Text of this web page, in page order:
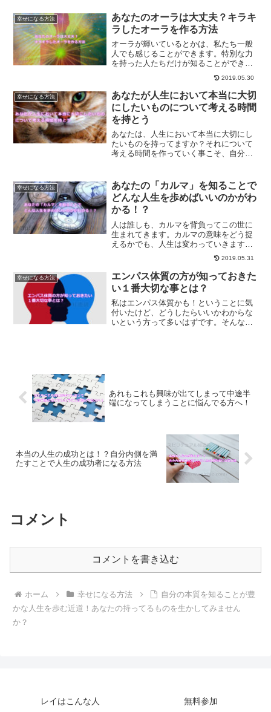
す。手放す事について、解説していきま
す。
幸せになる方法
あなたのオーラは大丈夫？キラキ
ラしたオーラを作る方法
オーラが輝いているとかは、私たち一般
人でも感じることができます。特別な力
を持った人たちだけが知ることができる
訳ではありません。今回は、キラキラし
たオーラを作る方法についてご紹介しま
す。
2019.05.30
幸せになる方法
あなたが人生において本当に大切
にしたいものについて考える時間
を持とう
あなたは、人生において本当に大切にし
たいものを持ってますか？それについて
考える時間を作っていく事こそ、自分軸
は？
幸せになる方法
あなたの「カルマ」を知ることで
どんな人生を歩めばいいのかがわ
かる！？
人は誰しも、カルマを背負ってこの世に
生まれてきます。カルマの意味をどう捉
えるかでも、人生は変わっていきます。
カルマの意味について、またカルマを知
ることで人生を変える方法についてご紹
介します。
2019.05.31
幸せになる方法
エンパス体質の方が知っておきた
い１番大切な事とは？
私はエンパス体質かも！ということに気
付いたけど、どうしたらいいかわからな
いという方って多いはずです。そんな
あれもこれも興味が出てしまって中途半
端になってしまうことに悩んでる方へ！
本当の人生の成功とは！？自分内側を満
たすことで人生の成功者になる方法
コメント
コメントを書き込む
ホーム 幸せになる方法
自分の本質を知ることが豊
かな人生を歩む近道！あなたの持ってるものを生かしてみません
か？
レイはこんな人 無料参加